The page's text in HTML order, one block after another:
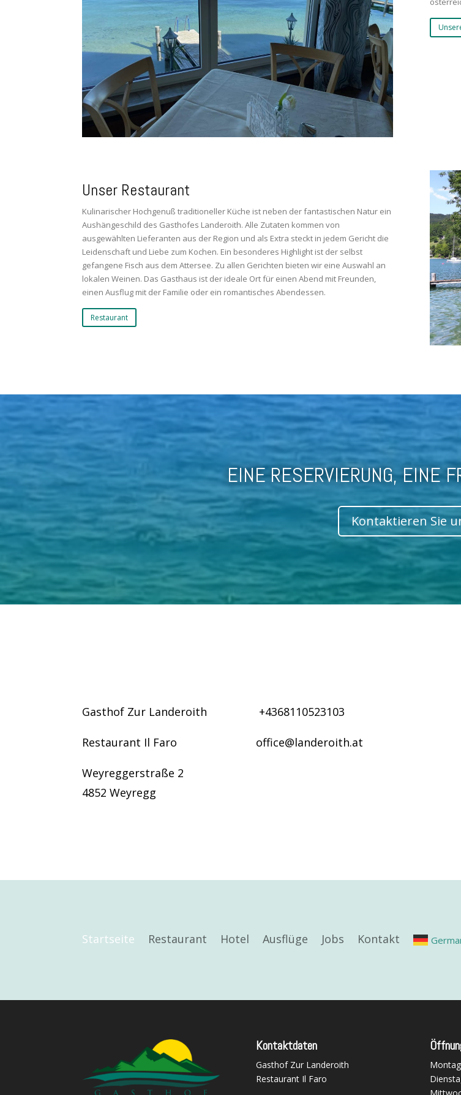
Unser Restaurant
Kulinarischer Hochgenuß traditioneller Küche ist neben der fantastischen Natur ein
Aushängeschild des Gasthofes Landeroith. Alle Zutaten kommen von
ausgewählten Lieferanten aus der Region und als Extra steckt in jedem Gericht die
Leidenschaft und Liebe zum Kochen. Ein besonderes Highlight ist der selbst
gefangene Fisch aus dem Attersee. Zu allen Gerichten bieten wir eine Auswahl an
lokalen Weinen. Das Gasthaus ist der ideale Ort für einen Abend mit Freunden,
einen Ausflug mit der Familie oder ein romantisches Abendessen.
Restaurant
EINE RESERVIERUNG, EINE
Kontaktieren Sie
Gasthof Zur Landeroith
Restaurant Il Faro
Weyreggerstraße 2
4852 Weyregg
+4368110523103
office@landeroith.at
Startseite Restaurant Hotel Ausflüge Jobs Kontakt
Kontaktdaten
Gasthof Zur Landeroith
Restaurant Il Faro